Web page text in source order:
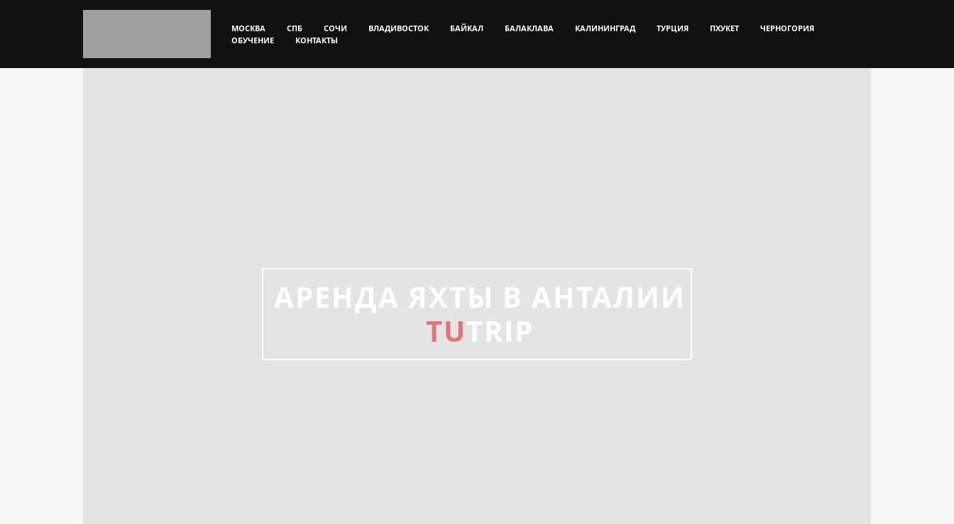
МОСКВА СПБ СОЧИ ВЛАДИВОСТОК БАЙКАЛ БАЛАКЛАВА КАЛИНИНГРАД ТУРЦИЯ ПХУКЕТ
ЧЕРНОГОРИЯ
ОБУЧЕНИЕ
КОНТАКТЫ
АРЕНДА ЯХТЫ В АНТАЛИИ
TUTRIP